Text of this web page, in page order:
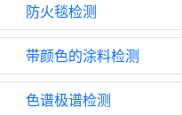
防火毯检测
带颜色的涂料检测
色谱极谱检测